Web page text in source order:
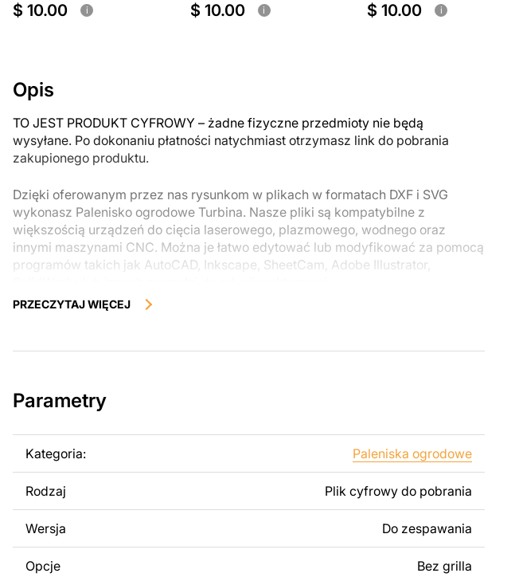
$ 10.00 i $ 10.00 i $ 10.00 i
Opis
TO JEST PRODUKT CYFROWY – żadne fizyczne przedmioty nie będą
wysyłane. Po dokonaniu płatności natychmiast otrzymasz link do pobrania
zakupionego produktu.
Dzięki oferowanym przez nas rysunkom w plikach w formatach DXF i SVG
wykonasz Palenisko ogrodowe Turbina. Nasze pliki są kompatybilne z
większością urządzeń do cięcia laserowego, plazmowego, wodnego oraz
innymi maszynami CNC. Można je łatwo edytować lub modyfikować za pomocą
programów takich jak AutoCAD, Inkscape, SheetCam, Adobe Illustrator,
zostały zaprojektowane z myślą o nowoczesnej estetyce i łatwym montażu, aby
Można używać tych plików do tworzenia gotowych produktów zarówno do
odsprzedaż lub udostępnianie oryginalnych bądź zmodyfikowanych plików jest
Za dodatkową opłatą możemy dostosować projekt poprzez dodanie tekstu,
obrazów lub logo Twojej firmy albo wprowadzenie innych modyfikacji według
Twoich potrzeb. Jeśli potrzebujesz indywidualnego projektu metalowego
produktu, skontaktuj się z nami.
PRZECZYTAJ WIĘCEJ
Parametry
Kategoria: Paleniska ogrodowe
Rodzaj Plik cyfrowy do pobrania
Wersja Do zespawania
Opcje Bez grilla